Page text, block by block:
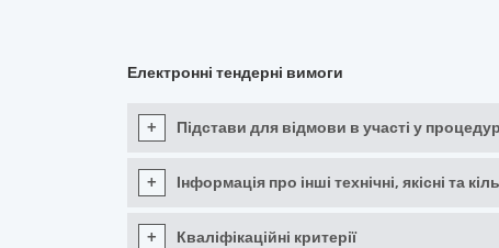
Електронні тендерні вимоги
+ Підстави для відмови в участі у
+ Інформація про інші технічні, якісні та
+ Кваліфікаційні критерії